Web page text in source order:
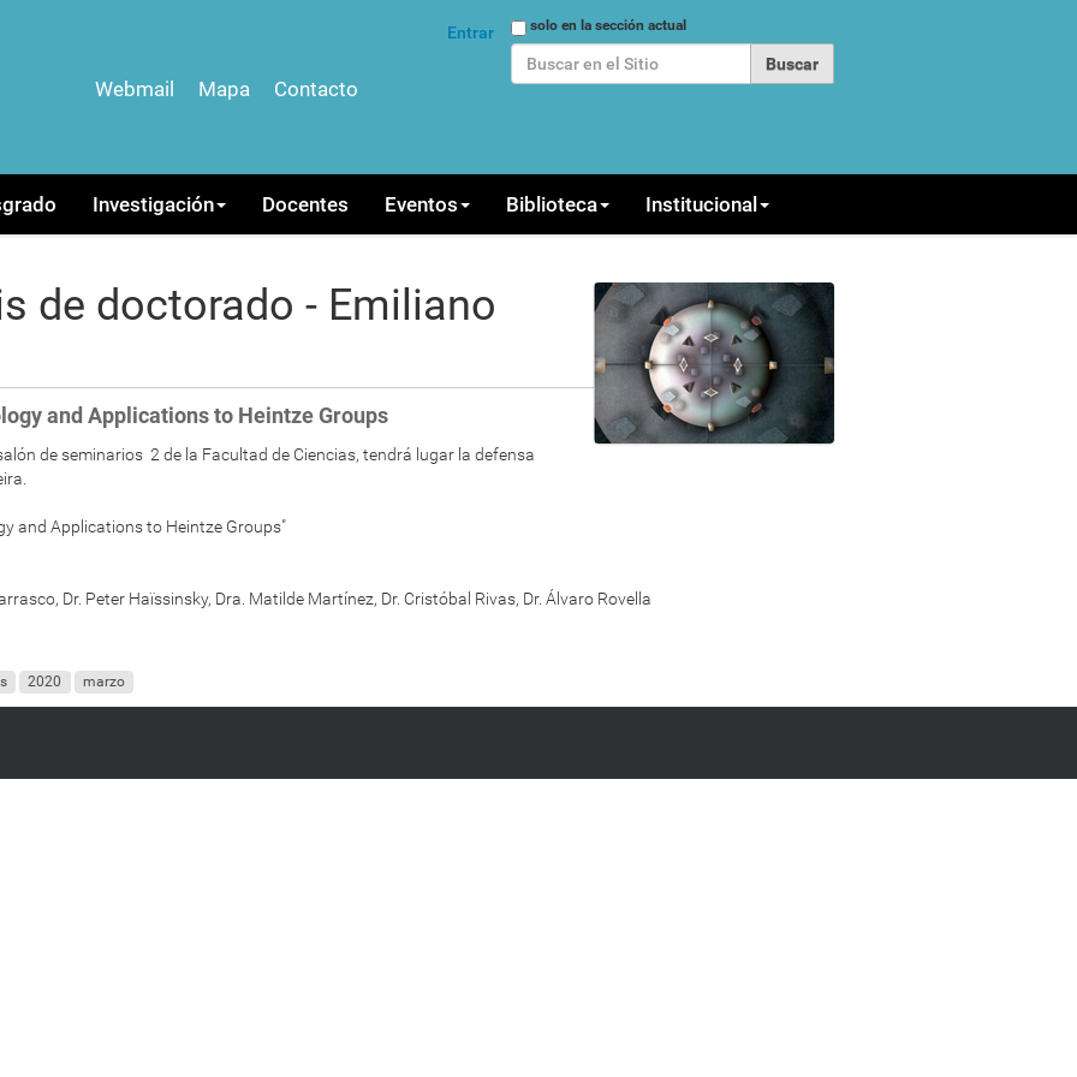
Buscarsolo en la sección actual
Entrar
Webmail Mapa Contacto
Investigación Docentes Eventos Biblioteca Institucional
de doctorado - Emiliano
and Applications to Heintze Groups
de seminarios 2 de la Facultad de Ciencias, tendrá lugar la defensa
and Applications to Heintze Groups"
Dr. Peter Haïssinsky, Dra. Matilde Martínez, Dr. Cristóbal Rivas, Dr. Álvaro Rovella
2020 marzo